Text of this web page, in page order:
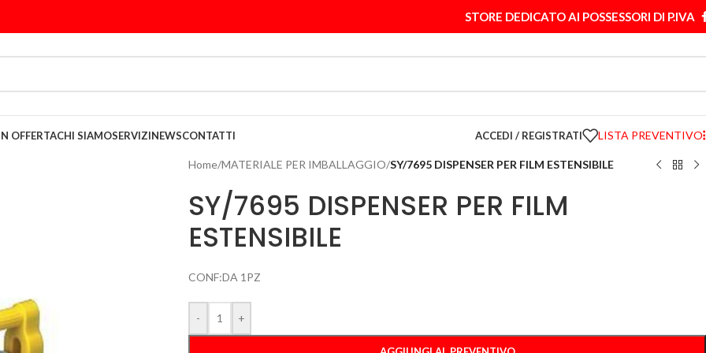
STORE DEDICATO AI POSSESSORI DI P.IVA
OFFERTACHI SIAMOSERVIZINEWSCONTATTI ACCEDI / REGISTRATI LISTA PREVENTIVO
Home/MATERIALE PER IMBALLAGGIO/SY/7695 DISPENSER PER FILM ESTENSIBILE
SY/7695 DISPENSER PER FILM
ESTENSIBILE
CONF:DA 1PZ
- +